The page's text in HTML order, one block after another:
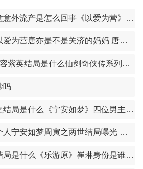
《以爱为营》郑书意意外流产是怎么回事《以爱为营》郑书意哪一集发现真相 秦时月的身世第几集曝光
郑书意结局是什么以爱为营唐亦是不是关济的妈妈 唐亦和关济是母子关系吗
《仙剑奇侠传4》慕容紫英结局是什么仙剑奇侠传系列电视剧介绍 仙剑系列阵容强大堪称一代人的记忆
吗
《宁安如梦》周寅之结局是什么《宁安如梦》四位男主结局曝光 沈玠燕临张遮谢危结局如何
周寅之是怎样的一个人宁安如梦周寅之两世结局曝光 周寅之扮演者王子腾个人资料
《乐游原》柳承锋结局是什么《乐游原》崔琳身份是谁的孩子 崔琳扮演者景甜个人资料